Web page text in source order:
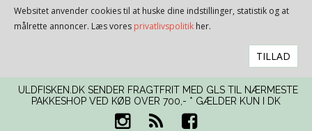
Websitet anvender cookies til at huske dine indstillinger, statistik og at
målrette annoncer. Læs vores privatlivspolitik her.
TILLAD
ULDFISKEN.DK SENDER FRAGTFRIT MED GLS TIL NÆRMESTE
PAKKESHOP VED KØB OVER 700,- * GÆLDER KUN I DK